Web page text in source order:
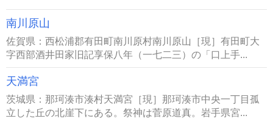
南川原山
佐賀県：西松浦郡有田町南川原村南川原山［現］有田町大
字西部酒井田家旧記享保八年（一七二三）の「口上手...
天満宮
茨城県：那珂湊市湊村天満宮［現］那珂湊市中央一丁目孤
立した丘の北崖下にある。祭神は菅原道真。岩手県宮...